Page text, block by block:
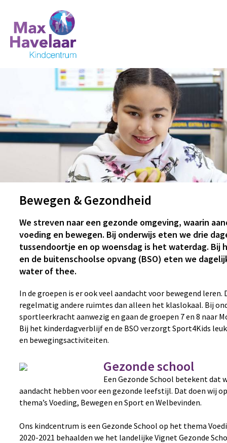
Bewegen & Gezondheid
We streven naar een gezonde omgeving, waarin
voeding en bewegen. Bij onderwijs eten we drie
tussendoortje en op woensdag is het waterdag. Bij
en de buitenschoolse opvang (BSO) eten we
water of thee.
In de groepen is er ook veel aandacht voor bewegend
regelmatig andere ruimtes dan alleen het klaslokaal. Bij
sportleerkracht aanwezig en gaan de groepen 7 en 8 naar
Bij het kinderdagverblijf en de BSO verzorgt Sport4Kids
en bewegingsactiviteiten.
Gezonde school
Een Gezonde School betekent dat
aandacht hebben voor een gezonde leefstijl. Dat doen wij
thema’s Voeding, Bewegen en Sport en Welbevinden.
Ons kindcentrum is een Gezonde School op het thema
2020-2021 behaalden we het landelijke Vignet Gezonde